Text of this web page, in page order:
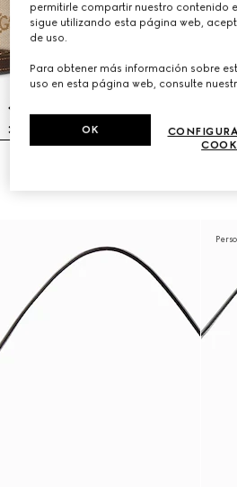
permitirle compartir nuestro contenido
sigue utilizando esta página web,
de uso.
Para obtener más información sobre
uso en esta página web, consulte
OK